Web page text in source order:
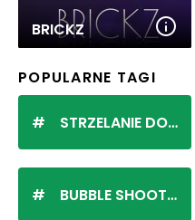
BRICKZ
POPULARNE TAGI
STRZELANIE DO KULEK
BUBBLE SHOOTER